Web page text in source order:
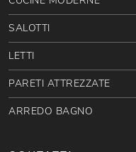
SALOTTI
LETTI
PARETI ATTREZZATE
ARREDO BAGNO